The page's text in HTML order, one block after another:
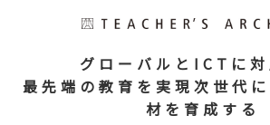
グローバルとICTに対
最先端の教育を実現次世代
材を育成する